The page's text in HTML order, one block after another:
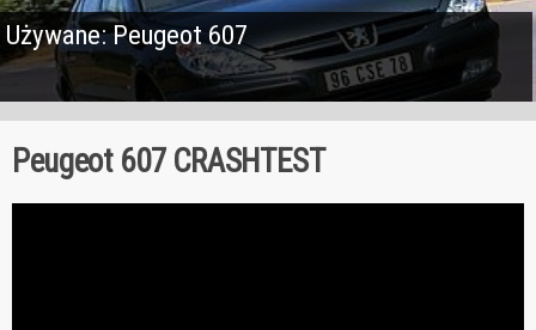
Używane: Peugeot 607
Peugeot 607 CRASHTEST